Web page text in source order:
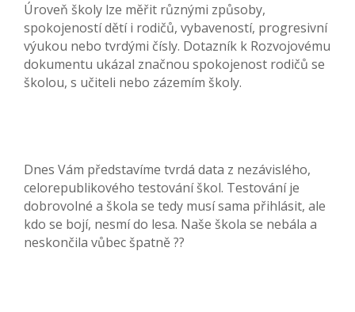
Úroveň školy lze měřit různými způsoby,
spokojeností dětí i rodičů, vybaveností, progresivní
výukou nebo tvrdými čísly. Dotazník k Rozvojovému
dokumentu ukázal značnou spokojenost rodičů se
školou, s učiteli nebo zázemím školy.
Dnes Vám představíme tvrdá data z nezávislého,
celorepublikového testování škol. Testování je
dobrovolné a škola se tedy musí sama přihlásit, ale
kdo se bojí, nesmí do lesa. Naše škola se nebála a
neskončila vůbec špatně ??